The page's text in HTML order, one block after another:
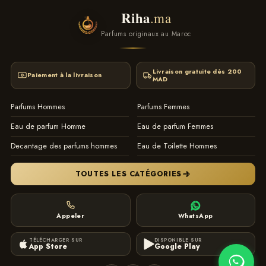
Riha.ma
Parfums originaux au Maroc
Paiement à la livraison
Livraison gratuite dès 200
MAD
Parfums Hommes
Parfums Femmes
Eau de parfum Homme
Eau de parfum Femmes
Decantage des parfums hommes
Eau de Toilette Hommes
TOUTES LES CATÉGORIES
Appeler WhatsApp
TÉLÉCHARGER SUR
App Store
DISPONIBLE SUR
Google Play